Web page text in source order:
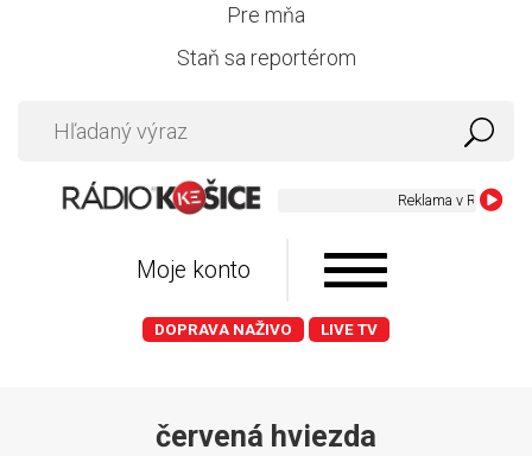
Pre mňa
Staň sa reportérom
Moje konto
DOPRAVA NAŽIVO LIVE TV
červená hviezda